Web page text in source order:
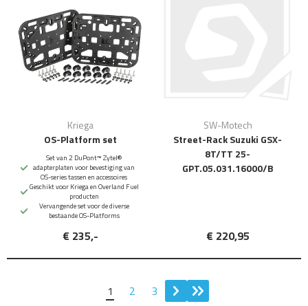
Kriega
OS-Platform set
Set van 2 DuPont™ Zytel®
adapterplaten voor bevestiging van
OS-series tassen en accessoires
Geschikt voor Kriega en Overland Fuel
producten
Vervangende set voor de diverse
bestaande OS-Platforms
€ 235,-
SW-Motech
Street-Rack Suzuki GSX-
8T/TT 25-
GPT.05.031.16000/B
€ 220,95
1 2 3